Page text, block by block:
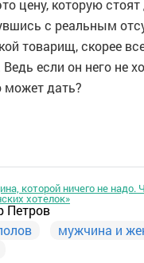
цену, которую
с реальным
товарищ, скорее
если он него не
может дать?
которой ничего не надо.
хотелок»
Петров
мужчина и